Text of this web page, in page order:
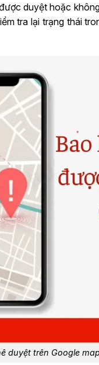
duyệt hoặc
tra lại trạng thái
duyệt trên Google